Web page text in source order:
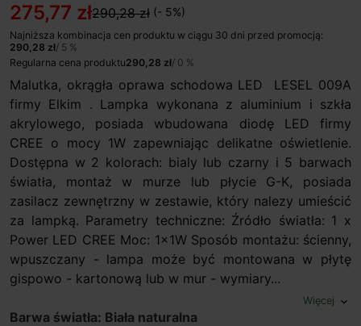
275,77 zł290,28 zł (- 5%)
Najniższa kombinacja cen produktu w ciągu 30 dni przed promocją:
290,28 zł/ 5 %
Regularna cena produktu290,28 zł/ 0 %
Malutka, okrągła oprawa schodowa LED LESEL 009A
firmy Elkim . Lampka wykonana z aluminium i szkła
akrylowego, posiada wbudowana diodę LED firmy
CREE o mocy 1W zapewniając delikatne oświetlenie.
Dostępna w 2 kolorach: bialy lub czarny i 5 barwach
światła, montaż w murze lub płycie G-K, posiada
zasilacz zewnętrzny w zestawie, który nalezy umieścić
za lampką. Parametry techniczne: Źródło światła: 1 x
Power LED CREE Moc: 1x1W Sposób montażu: ścienny,
wpuszczany - lampa może być montowana w płytę
gispowo - kartonową lub w mur - wymiary...
Więcej expand_more
Barwa światła: Biała naturalna